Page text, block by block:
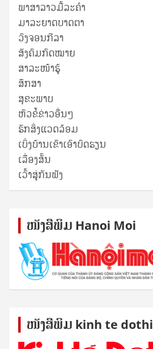
ພາສາລາວມື້ລະຄຳ
ມາລະຍາດບາດຕາ
ວົງຈອນກີລາ
ສັງຄົມກົດໝາຍ
ສາລະໜ້າຮູ້
ສຶກສາ
ສຸ​ຂະ​ພາບ
ຫົວຂໍ້ຂ່າວອື່ນໆ
ຮັກສິ່ງແວດລ້ອມ
ເບິ່ງບ້ານເຂົາເອົາບົດຮຽນ
ເລື່ອງສັ້ນ
ເວົ້າສູ່ກັນຟັງ
ໜັງ​ສື​ພິມ Hanoi Moi
ໜັງ​ສື​ພິມ kinh te dothi